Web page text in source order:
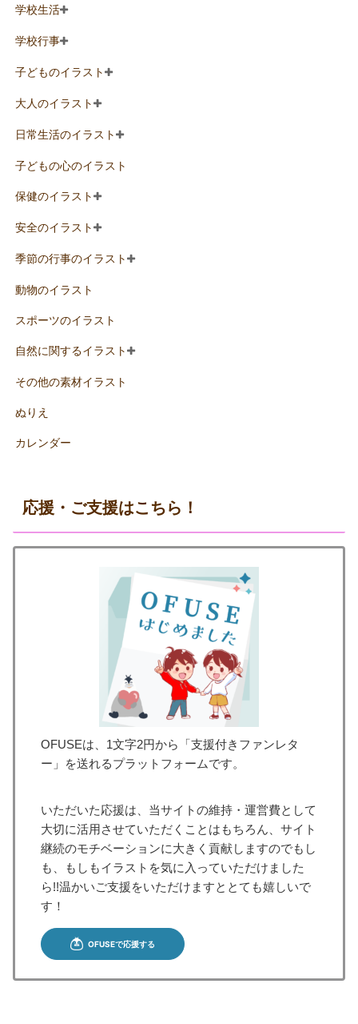
学校生活
学校行事
子どものイラスト
大人のイラスト
日常生活のイラスト
子どもの心のイラスト
保健のイラスト
安全のイラスト
季節の行事のイラスト
動物のイラスト
スポーツのイラスト
自然に関するイラスト
その他の素材イラスト
ぬりえ
カレンダー
応援・ご支援はこちら！
OFUSEは、1文字2円から「支援付きファンレタ
ー」を送れるプラットフォームです。
いただいた応援は、当サイトの維持・運営費として
大切に活用させていただくことはもちろん、サイト
継続のモチベーションに大きく貢献しますのでもし
も、もしもイラストを気に入っていただけました
ら!!温かいご支援をいただけますととても嬉しいで
す！